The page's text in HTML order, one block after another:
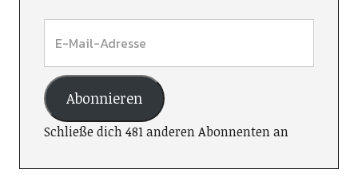
Abonnieren
Schließe dich 481 anderen Abonnenten an